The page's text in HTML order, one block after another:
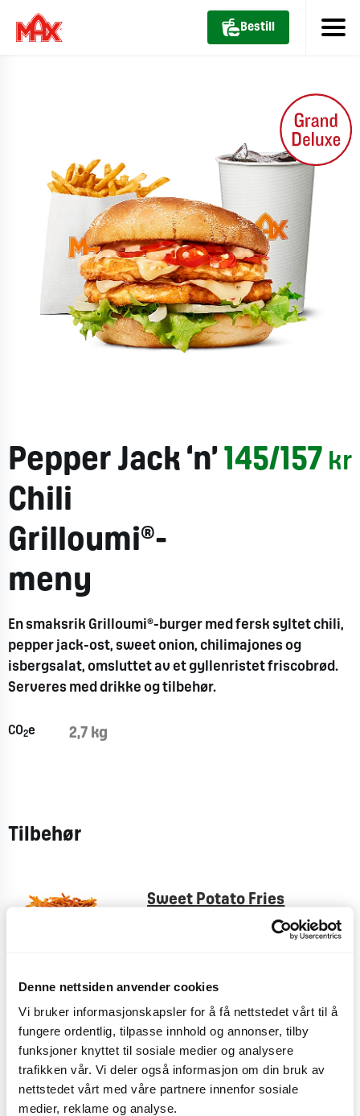
Denne nettsiden anvender cookies
Vi bruker informasjonskapsler for å få nettstedet vårt til å
fungere ordentlig, tilpasse innhold og annonser, tilby
funksjoner knyttet til sosiale medier og analysere
trafikken vår. Vi deler også informasjon om din bruk av
nettstedet vårt med våre partnere innenfor sosiale
medier, reklame og analyse.
Bestill
Pepper Jack ‘n’
Chili
Grilloumi®-
meny
145/157 kr
Ensmaksrik Grilloumi®-burger med fersk syltetchili,
pepper jack-ost, sweetonion, chilimajones og
isbergsalat, omsluttetav etgyllenristetfriscobrød.
Serveres med drikke ogtilbehør.
CO2e 2,7 kg
Tilbehør
Sweet Potato Fries
Plussmeny